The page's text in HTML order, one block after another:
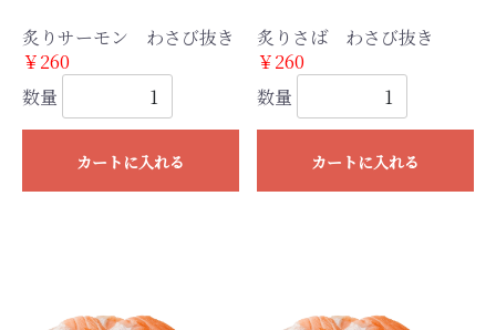
炙りサーモン わさび抜き
￥260
数量
カートに入れる
炙りさば わさび抜き
￥260
数量
カートに入れる